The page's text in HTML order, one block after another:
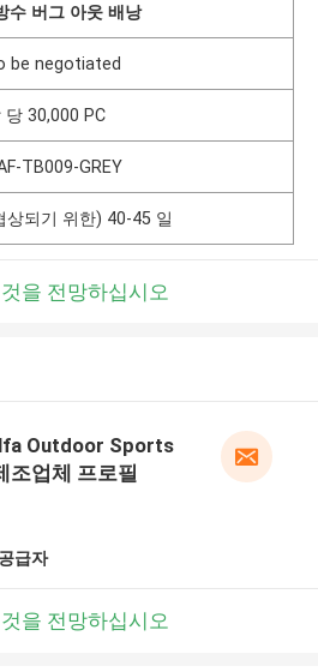
수 버그 아웃 배낭
be negotiated
당 30,000 PC
TB009-GREY
상되기 위한) 40-45 일
을 전망하십시오
Outdoor Sports
조업체 프로필
급자
을 전망하십시오